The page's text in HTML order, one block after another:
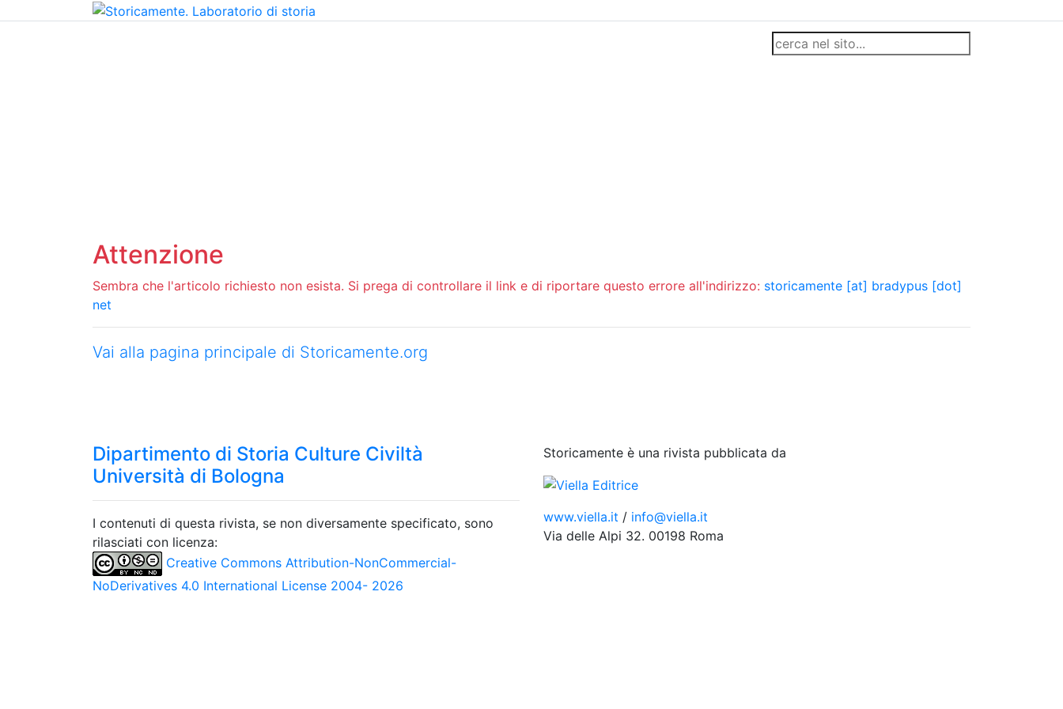
Attenzione
Sembra che l'articolo richiesto non esista. Si prega di controllare il link e di riportare questo errore all'indirizzo: storicamente [at] bradypus [dot]
net
Vai alla pagina principale di Storicamente.org
Dipartimento di Storia Culture Civiltà
Università di Bologna
I contenuti di questa rivista, se non diversamente specificato, sono
rilasciati con licenza:
Creative Commons Attribution-NonCommercial-
NoDerivatives 4.0 International License 2004- 2026
Storicamente è una rivista pubblicata da
www.viella.it / info@viella.it
Via delle Alpi 32. 00198 Roma